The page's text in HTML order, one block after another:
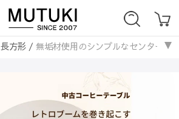
長方形/ 無垢材使用のシンプルなセンターテ
無垢材使用のシンプルなセンターテ